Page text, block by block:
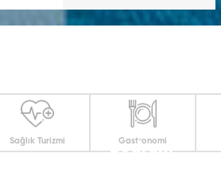
Sağlık Turizmi Gastronomi
Bodrum